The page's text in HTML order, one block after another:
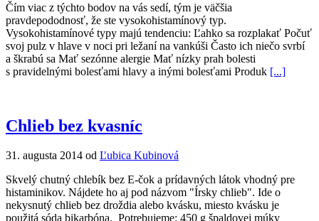
Čím viac z týchto bodov na vás sedí, tým je väčšia
pravdepododnosť, že ste vysokohistamínový typ.
Vysokohistamínové typy majú tendenciu: Ľahko sa rozplakať Počuť
svoj pulz v hlave v noci pri ležaní na vankúši Často ich niečo svrbí
a škrabú sa Mať sezónne alergie Mať nízky prah bolesti
s pravidelnými bolesťami hlavy a inými bolesťami Produk [...]
Chlieb bez kvasníc
31. augusta 2014 od Ľubica Kubinová
Skvelý chutný chlebík bez E-čok a prídavných látok vhodný pre
histaminikov. Nájdete ho aj pod názvom "Írsky chlieb". Ide o
nekysnutý chlieb bez droždia alebo kvásku, miesto kvásku je
použitá sóda bikarbóna. Potrebujeme: 450 g špaldovej múky